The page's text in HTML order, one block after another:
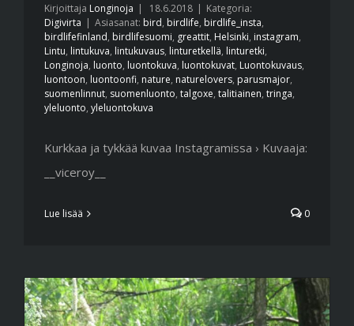
Kirjoittaja Longinoja | 18.6.2018 | Kategoria:
Digivirta | Asiasanat: bird, birdlife, birdlife_insta,
birdlifefinland, birdlifesuomi, greattit, Helsinki, instagram,
Lintu, lintukuva, lintukuvaus, linturetkellä, linturetki,
Longinoja, luonto, luontokuva, luontokuvat, Luontokuvaus,
luontoon, luontoonfi, nature, naturelovers, parusmajor,
suomenlinnut, suomenluonto, talgoxe, talitiainen, tringa,
yleluonto, yleluontokuva
Kurkkaa ja tykkää kuvaa Instagramissa › Kuvaaja:
__viceroy__
Lue lisää 0